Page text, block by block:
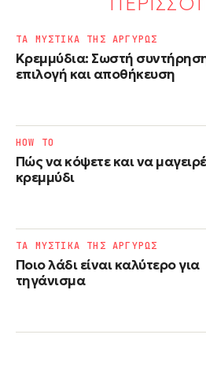
Κρεμμύδια: Σωστή
επιλογή και αποθήκευση
ΤΑ ΜΥΣΤΙΚΑ ΤΗΣ ΑΡΓΥΡΩΣ
Πώς να κόψετε και να
κρεμμύδι
HOW TO
Ποιο λάδι είναι καλύτερο για
τηγάνισμα
ΤΑ ΜΥΣΤΙΚΑ ΤΗΣ ΑΡΓΥΡΩΣ